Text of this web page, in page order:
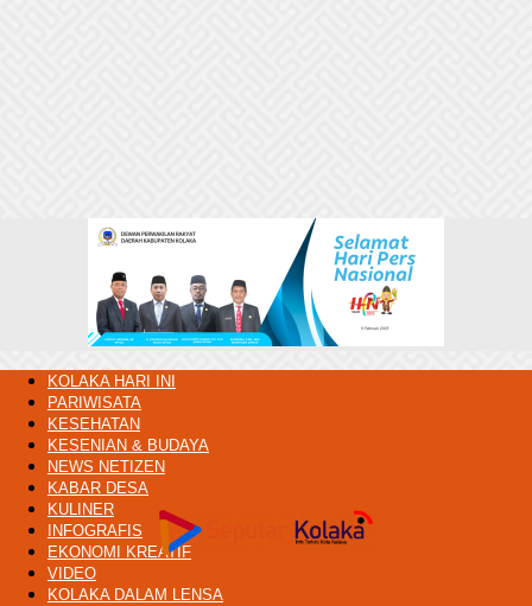
KOLAKA HARI INI
PARIWISATA
KESEHATAN
KESENIAN & BUDAYA
NEWS NETIZEN
KABAR DESA
KULINER
INFOGRAFIS
EKONOMI KREATIF
VIDEO
KOLAKA DALAM LENSA